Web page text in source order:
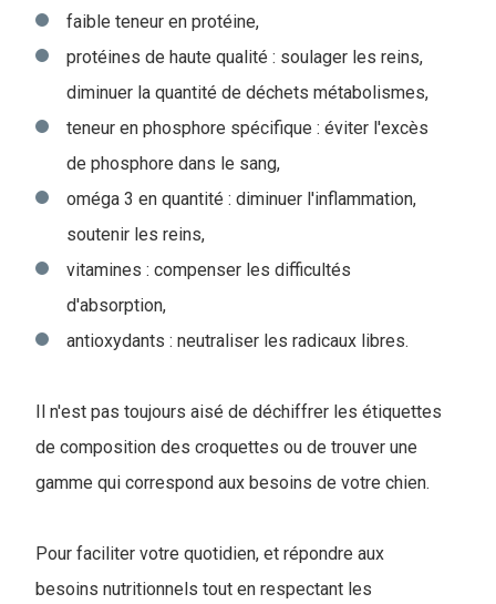
faible teneur en protéine,
protéines de haute qualité : soulager les reins,
diminuer la quantité de déchets métabolismes,
teneur en phosphore spécifique : éviter l'excès
de phosphore dans le sang,
oméga 3 en quantité : diminuer l'inflammation,
soutenir les reins,
vitamines : compenser les difficultés
d'absorption,
antioxydants : neutraliser les radicaux libres.
Il n'est pas toujours aisé de déchiffrer les étiquettes
de composition des croquettes ou de trouver une
gamme qui correspond aux besoins de votre chien.
Pour faciliter votre quotidien, et répondre aux
besoins nutritionnels tout en respectant les